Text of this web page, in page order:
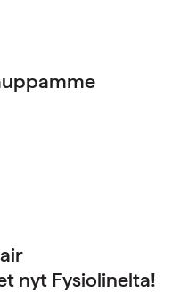
nyt Fysiolinelta!